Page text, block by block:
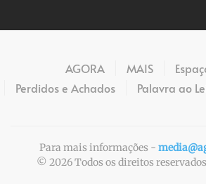
AGORA MAIS
Perdidos e Achados
Palavra ao
Para mais informações -
© 2026Todos os direitos